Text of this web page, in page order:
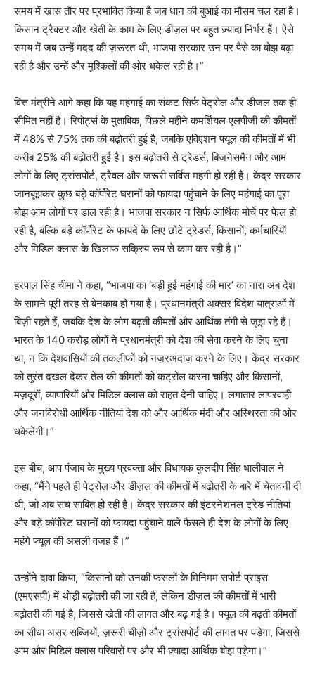
समय में खास तौर पर प्रभावित किया है जब धान की बुआई का मौसम चल रहा है।
किसान ट्रैक्टर और खेती के काम के लिए डीज़ल पर बहुत ज़्यादा निर्भर हैं। ऐसे
समय में जब उन्हें मदद की ज़रूरत थी, भाजपा सरकार उन पर पैसे का बोझ बढ़ा
रही है और उन्हें और मुश्किलों की ओर धकेल रही है।”
वित्त मंत्रीने आगे कहा कि यह महंगाई का संकट सिर्फ पेट्रोल और डीजल तक ही
सीमित नहीं है। रिपोर्ट्स के मुताबिक, पिछले महीने कमर्शियल एलपीजी की कीमतों
में 48% से 75% तक की बढ़ोतरी हुई है, जबकि एविएशन फ्यूल की कीमतों में भी
करीब 25% की बढ़ोतरी हुई है। इस बढ़ोतरी से ट्रेडर्स, बिजनेसमैन और आम
लोगों के लिए ट्रांसपोर्ट, ट्रैवल और जरूरी सर्विस महंगी हो रही हैं। केंद्र सरकार
जानबूझकर कुछ बड़े कॉर्पोरेट घरानों को फायदा पहुंचाने के लिए महंगाई का पूरा
बोझ आम लोगों पर डाल रही है। भाजपा सरकार न सिर्फ आर्थिक मोर्चे पर फेल हो
रही है, बल्कि बड़े कॉर्पोरेट के फायदे के लिए छोटे ट्रेडर्स, किसानों, कर्मचारियों
और मिडिल क्लास के खिलाफ सक्रिय रूप से काम कर रही है।”
हरपाल सिंह चीमा ने कहा, “भाजपा का ‘बड़ी हुई महंगाई की मार’ का नारा अब देश
के सामने पूरी तरह से बेनकाब हो गया है। प्रधानमंत्री अक्सर विदेश यात्राओं में
बिज़ी रहते हैं, जबकि देश के लोग बढ़ती कीमतों और आर्थिक तंगी से जूझ रहे हैं।
भारत के 140 करोड़ लोगों ने प्रधानमंत्री को देश की सेवा करने के लिए चुना
था, न कि देशवासियों की तकलीफों को नज़रअंदाज़ करने के लिए। केंद्र सरकार
को तुरंत दखल देकर तेल की कीमतों को कंट्रोल करना चाहिए और किसानों,
मज़दूरों, व्यापारियों और मिडिल क्लास को राहत देनी चाहिए। लगातार लापरवाही
और जनविरोधी आर्थिक नीतियां देश को और आर्थिक मंदी और अस्थिरता की ओर
धकेलेंगी।”
इस बीच, आप पंजाब के मुख्य प्रवक्ता और विधायक कुलदीप सिंह धालीवाल ने
कहा, “मैंने पहले ही पेट्रोल और डीज़ल की कीमतों में बढ़ोतरी के बारे में चेतावनी दी
थी, जो अब सच साबित हो रही है। केंद्र सरकार की इंटरनेशनल ट्रेड नीतियां
और बड़े कॉर्पोरेट घरानों को फायदा पहुंचाने वाले फैसले ही देश के लोगों के लिए
महंगे फ्यूल की असली वजह हैं।”
उन्होंने दावा किया, “किसानों को उनकी फसलों के मिनिमम सपोर्ट प्राइस
(एमएसपी) में थोड़ी बढ़ोतरी की जा रही है, लेकिन डीज़ल की कीमतों में भारी
बढ़ोतरी की गई है, जिससे खेती की लागत और बढ़ गई है। फ्यूल की बढ़ती कीमतों
का सीधा असर सब्जियों, ज़रूरी चीज़ों और ट्रांसपोर्ट की लागत पर पड़ेगा, जिससे
आम और मिडिल क्लास परिवारों पर और भी ज़्यादा आर्थिक बोझ पड़ेगा।”